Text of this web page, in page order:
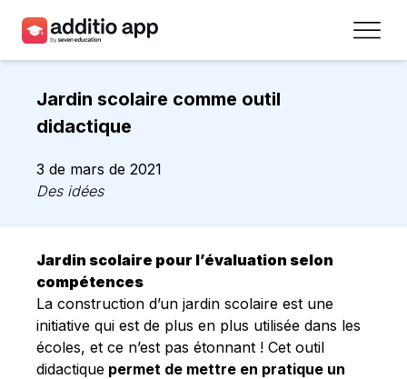
Établissements
Ressources
Prix
Accéder
Inscrivez-vous
Contact
Jardin scolaire comme outil
didactique
3 de mars de 2021
Des idées
Jardin scolaire pour l’évaluation selon
compétences
La construction d’un jardin scolaire est une
initiative qui est de plus en plus utilisée dans les
écoles, et ce n’est pas étonnant ! Cet outil
didactique permet de mettre en pratique un